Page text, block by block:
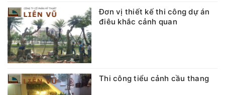
Đơn vị thiết kế thi công dự án
điêu khắc cảnh quan
Thi công tiểu cảnh cầu thang